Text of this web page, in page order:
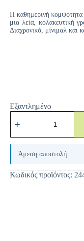
Η καθημερινή κομψότητα
μια λεία, κολακευτική
Διαχρονικό, μίνιμαλ και
Εξαντλημένο
A
e
r
n
a
t
i
v
e
Άμεση αποστολή
Κωδικός προϊόντος: